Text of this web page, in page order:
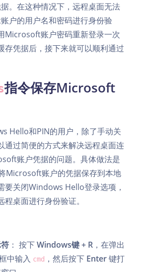
。在这种情况下，远程桌面无法
户的用户名和密码进行身份验
Microsoft账户密码重新登录一次
存凭据后，接下来就可以顺利通过
指令保存Microsoft
Hello和PIN的用户，除了手动关
通过简便的方式来解决远程桌面连
账户凭据的问题。具体做法是
Microsoft账户的凭据保存到本地
要关闭Windows Hello登录选项，
桌面进行身份验证。
： 按下Windows键 + R ，在弹出
中输入 cmd ，然后按下 Enter键打